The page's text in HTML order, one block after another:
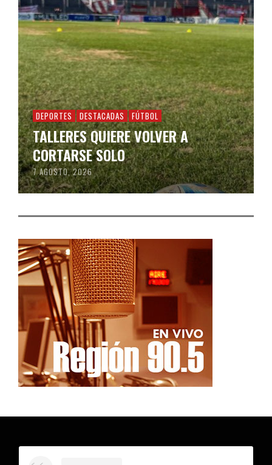
DEPORTES DESTACADAS FÚTBOL
TALLERES QUIERE VOLVER A
CORTARSE SOLO
7 AGOSTO, 2026